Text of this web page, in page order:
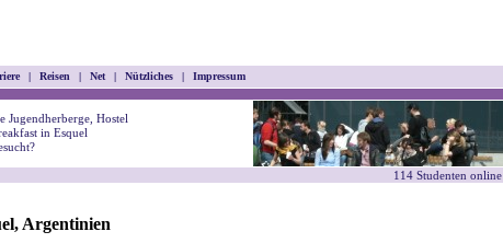
| Reisen | Net | Nützliches | Impressum
Jugendherberge, Hostel
in Esquel
114 Studenten online
Argentinien